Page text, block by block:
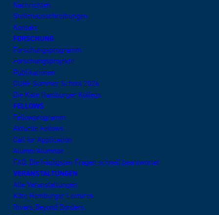
Nachrichten
Stellenausschreibungen
Kontakt
FORSCHUNG
Forschungsprogramm
Forschungsprojekte
Publikationen
CURE Summer School 2026
Die Käte Hamburger Kollegs
FELLOWS
Fellowprogramm
Aktuelle Fellows
Call for Application
Alumni:Alumnae
FAQ: Die häufigsten Fragen schnell beantwortet
VERANSTALTUNGEN
Alle Veranstaltungen
Käte Hamburger Lectures
Rivers Beyond Borders